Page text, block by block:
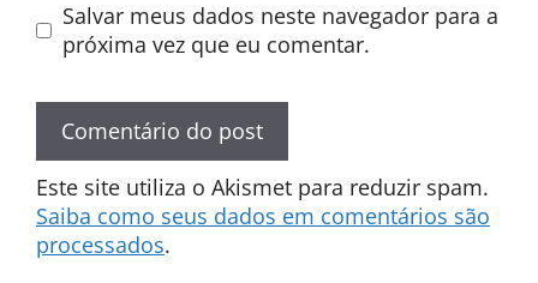
Salvar meus dados neste navegador para a
próxima vez que eu comentar.
Este site utiliza o Akismet para reduzir spam.
Saiba como seus dados em comentários são
processados.